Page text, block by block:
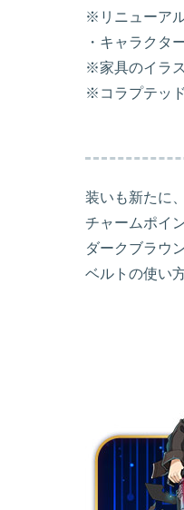
※リニューア
・キャラクタ
※家具のイラ
※コラプテッ
装いも新たに
チャームポイ
ダークブラウ
ベルトの使い